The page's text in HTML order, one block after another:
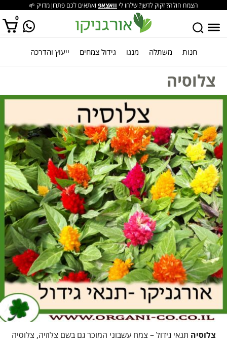
הצמח חולה? זקוק לדשן? שלחו לי וואצאפ ואתאים לכם פתרון מדויק 🌱
0
אין מוצרים בסל הקניות. חנות משתלה מנגו גידול צמחים ייעוץ והדרכה
צלוסיה
צלוסיה תנאי גידול – צמח עשבוני המוכר גם בשם צלוזיה, צלוסיה